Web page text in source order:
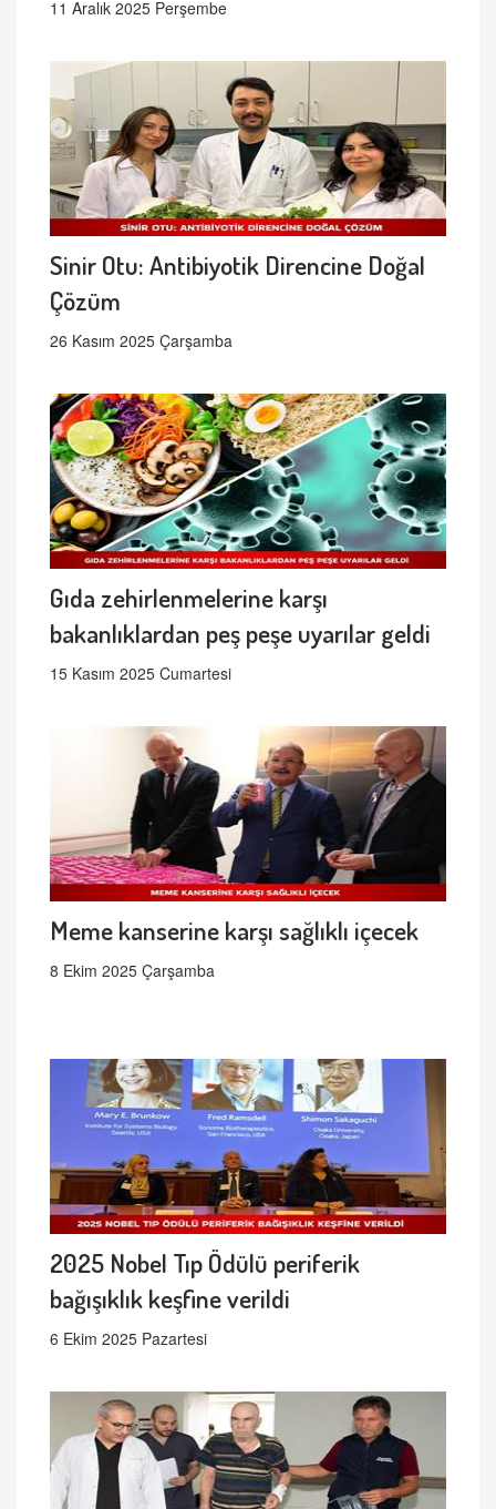
11 Aralık 2025 Perşembe
Sinir Otu: Antibiyotik Direncine Doğal
Çözüm
26 Kasım 2025 Çarşamba
Gıda zehirlenmelerine karşı
bakanlıklardan peş peşe uyarılar geldi
15 Kasım 2025 Cumartesi
Meme kanserine karşı sağlıklı içecek
8 Ekim 2025 Çarşamba
2025 Nobel Tıp Ödülü periferik
bağışıklık keşfine verildi
6 Ekim 2025 Pazartesi